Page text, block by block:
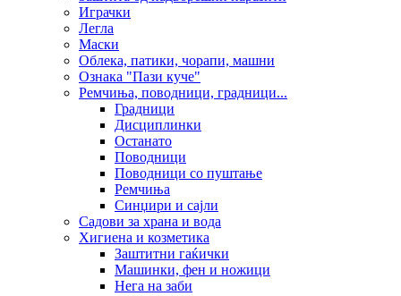
Играчки
Легла
Маски
Облека, патики, чорапи, машни
Ознака "Пази куче"
Ремчиња, поводници, градници...
Градници
Дисциплинки
Останато
Поводници
Поводници со пуштање
Ремчиња
Синџири и сајли
Садови за храна и вода
Хигиена и козметика
Заштитни гаќички
Машинки, фен и ножици
Нега на заби